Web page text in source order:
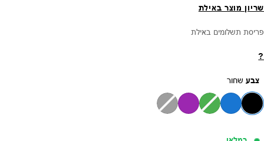
שריון מוצר באילת
פריסת תשלומים באילת
?
צבע שחור